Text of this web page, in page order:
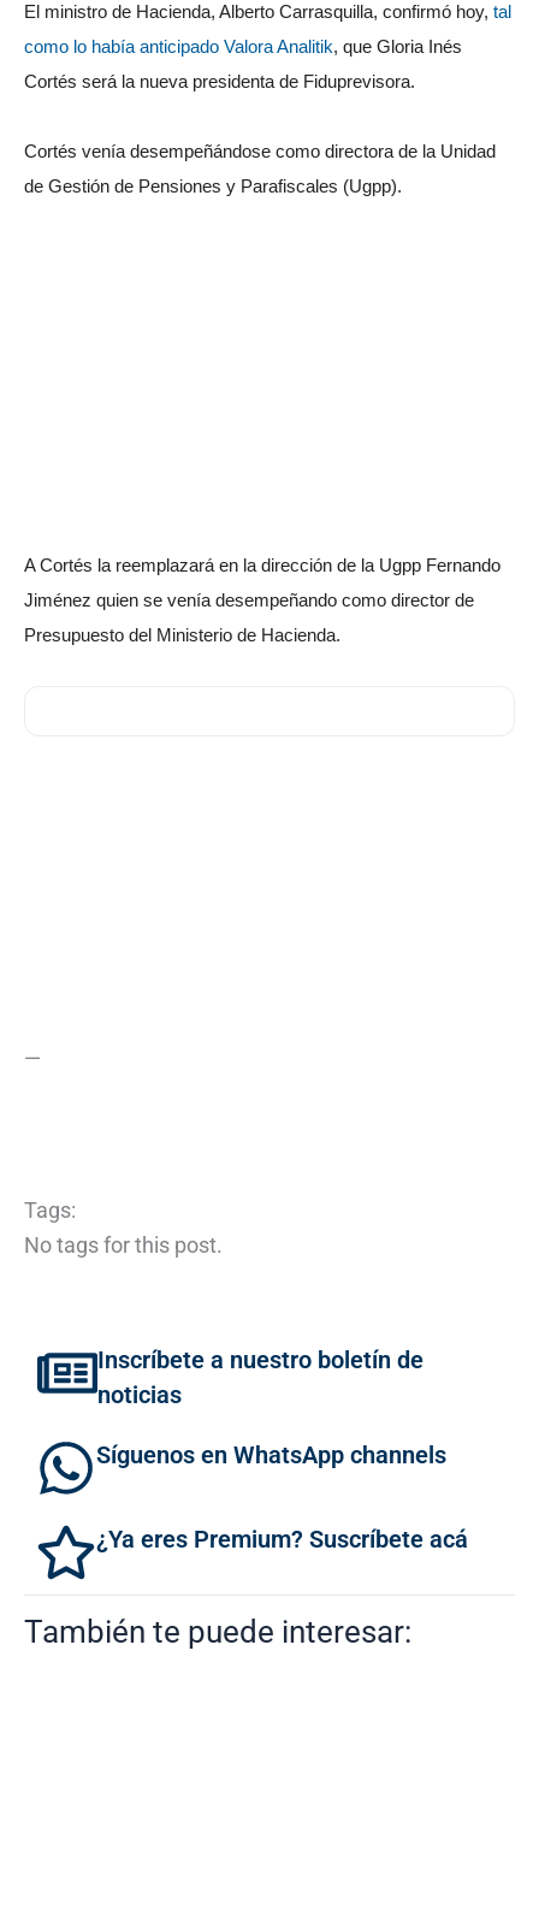
El ministro de Hacienda, Alberto Carrasquilla, confirmó hoy, tal
como lo había anticipado Valora Analitik, que Gloria Inés
Cortés será la nueva presidenta de Fiduprevisora.
Cortés venía desempeñándose como directora de la Unidad
de Gestión de Pensiones y Parafiscales (Ugpp).
A Cortés la reemplazará en la dirección de la Ugpp Fernando
Jiménez quien se venía desempeñando como director de
Presupuesto del Ministerio de Hacienda.
—
Tags:
No tags for this post.
Inscríbete a nuestro boletín de
noticias
Síguenos en WhatsApp channels
¿Ya eres Premium? Suscríbete acá
También te puede interesar: